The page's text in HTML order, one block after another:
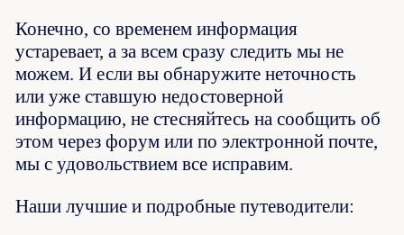
Конечно, со временем информация
устаревает, а за всем сразу следить мы не
можем. И если вы обнаружите неточность
или уже ставшую недостоверной
информацию, не стесняйтесь на сообщить об
этом через форум или по электронной почте,
мы с удовольствием все исправим.
Наши лучшие и подробные путеводители: